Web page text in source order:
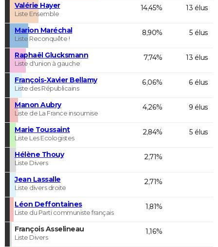
Valérie Hayer
Liste Ensemble
14,45% 13 élus
Marion Maréchal
Liste Reconquête !
8,90% 5 élus
Raphaël Glucksmann
Liste d'union à gauche
7,74% 13 élus
François-Xavier Bellamy
Liste des Républicains
6,06% 6 élus
Manon Aubry
Liste de La France insoumise
4,26% 9 élus
Marie Toussaint
Liste Les Ecologistes
2,84% 5 élus
Hélène Thouy
Liste Divers
2,71%
Jean Lassalle
Liste divers droite
2,71%
Léon Deffontaines
Liste du Parti communiste français
1,81%
François Asselineau
Liste Divers
1,16%